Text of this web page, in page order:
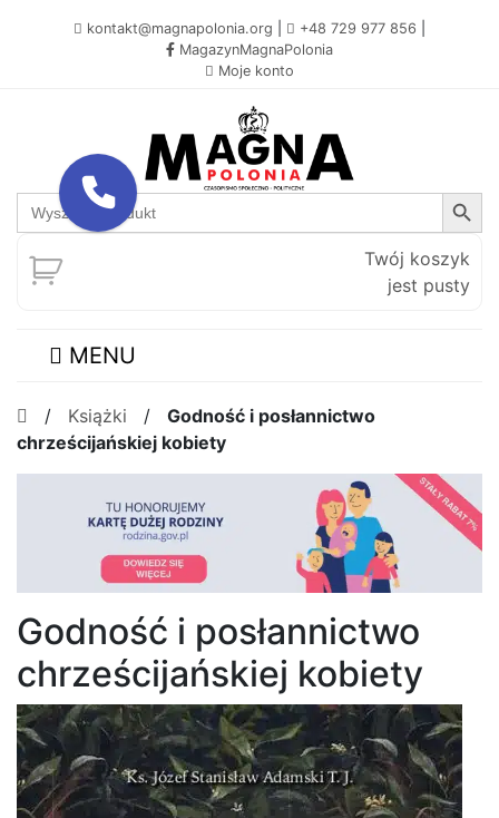
kontakt@magnapolonia.org +48 729 977 856
MagazynMagnaPolonia
Moje konto
Search
for:
Search Button
Twój koszyk
jest pusty
MENU
/ Książki / Godność i posłannictwo
chrześcijańskiej kobiety
Godność i posłannictwo
chrześcijańskiej kobiety